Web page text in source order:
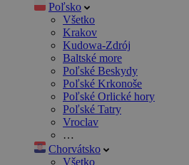
Poľsko
Všetko
Krakov
Kudowa-Zdrój
Baltské more
Poľské Beskydy
Poľské Krkonoše
Poľské Orlické hory
Poľské Tatry
Vroclav
…
Chorvátsko
Všetko